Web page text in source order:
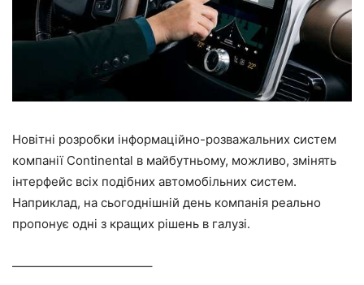
Новітні розробки інформаційно-розважальних систем
компанії Continental в майбутньому, можливо, змінять
інтерфейс всіх подібних автомобільних систем.
Наприклад, на сьогоднішній день компанія реально
пропонує одні з кращих рішень в галузі.
———————————–